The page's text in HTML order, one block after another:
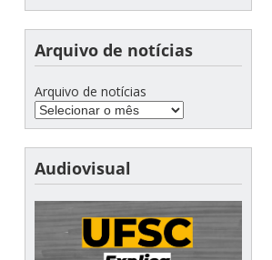
Arquivo de notícias
Arquivo de notícias
Audiovisual